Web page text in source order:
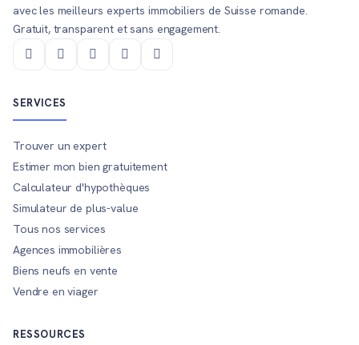
avec les meilleurs experts immobiliers de Suisse romande.
Gratuit, transparent et sans engagement.
SERVICES
Trouver un expert
Estimer mon bien gratuitement
Calculateur d'hypothèques
Simulateur de plus-value
Tous nos services
Agences immobilières
Biens neufs en vente
Vendre en viager
RESSOURCES